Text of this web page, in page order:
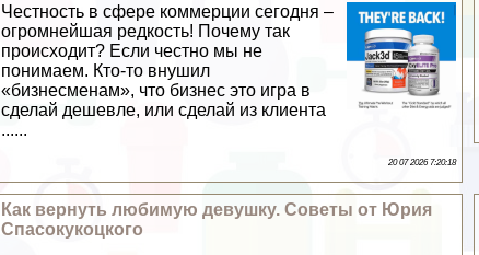
Честность в сфере коммерции сегодня –
огромнейшая редкость! Почему так
происходит? Если честно мы не
понимаем. Кто-то внушил
«бизнесменам», что бизнес это игра в
сделай дешевле, или сделай из клиента
......
20 07 2026 7:20:18
Как вернуть любимую дeвyшку. Советы от Юрия
Спасокукоцкого